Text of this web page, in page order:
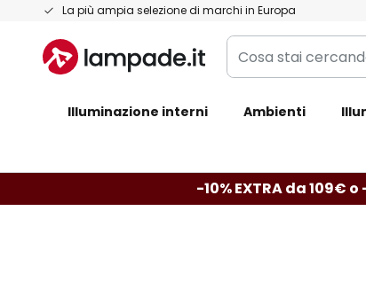
La più ampia selezione di marchi in Europa
Salta
contenuto
Cosa
stai
Illuminazione interni Ambienti
-10% EXTRA da 109€ o